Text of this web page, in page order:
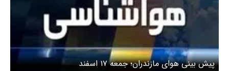
پیش بینی هوای مازندران؛ جمعه ۱۷ اسفند